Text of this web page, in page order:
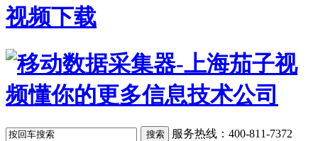
视频下载
服务热线：400-811-7372